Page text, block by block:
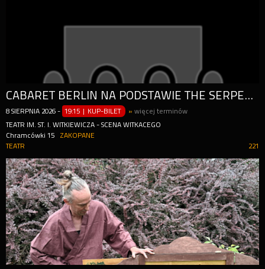
CABARET BERLIN NA PODSTAWIE THE SERPENT'S EGG (JAJO WĘŻA) INGMARA BERGMANA - PREMIERA!
8 SIERPNIA 2026 - 19:15 | KUP-BILET »więcej terminów
TEATR IM. ST. I. WITKIEWICZA - SCENA WITKACEGO
Chramcówki 15
ZAKOPANE
221
TEATR